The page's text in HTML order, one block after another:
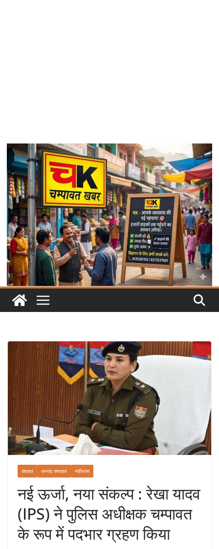
चंपावत जनपद चम्पावत नवीनतम
नई ऊर्जा, नया संकल्प : रेखा यादव
(IPS) ने पुलिस अधीक्षक चम्पावत
के रूप में पदभार ग्रहण किया